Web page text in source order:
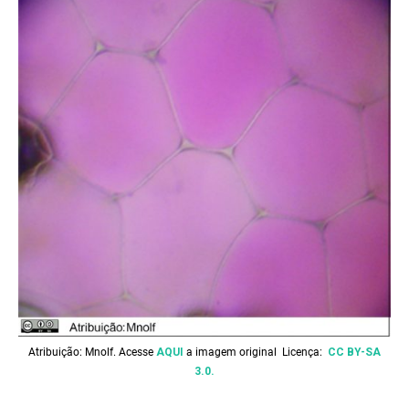
Atribuição: Mnolf. Acesse AQUI a imagem original Licença: CC BY-SA
3.0.